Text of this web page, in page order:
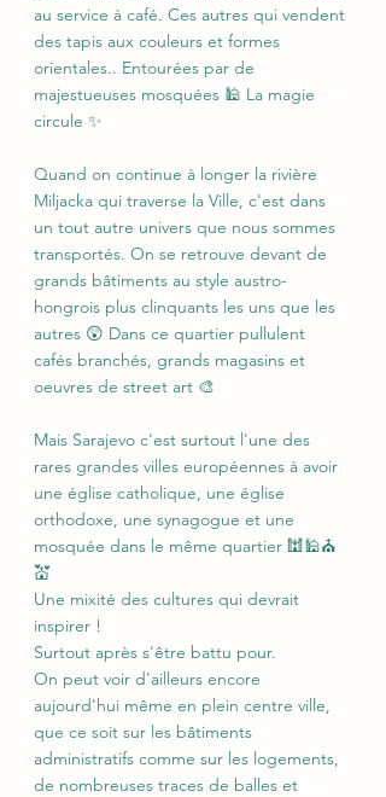
au service à café. Ces autres qui vendent
des tapis aux couleurs et formes
orientales.. Entourées par de
majestueuses mosquées 🕌 La magie
circule ✨
Quand on continue à longer la rivière
Miljacka qui traverse la Ville, c'est dans
un tout autre univers que nous sommes
transportés. On se retrouve devant de
grands bâtiments au style austro-
hongrois plus clinquants les uns que les
autres 😲 Dans ce quartier pullulent
cafés branchés, grands magasins et
oeuvres de street art 🎨
Mais Sarajevo c'est surtout l'une des
rares grandes villes européennes à avoir
une église catholique, une église
orthodoxe, une synagogue et une
mosquée dans le même quartier 🕍🕌⛪
💒
Une mixité des cultures qui devrait
inspirer !
Surtout après s'être battu pour.
On peut voir d'ailleurs encore
aujourd'hui même en plein centre ville,
que ce soit sur les bâtiments
administratifs comme sur les logements,
de nombreuses traces de balles et